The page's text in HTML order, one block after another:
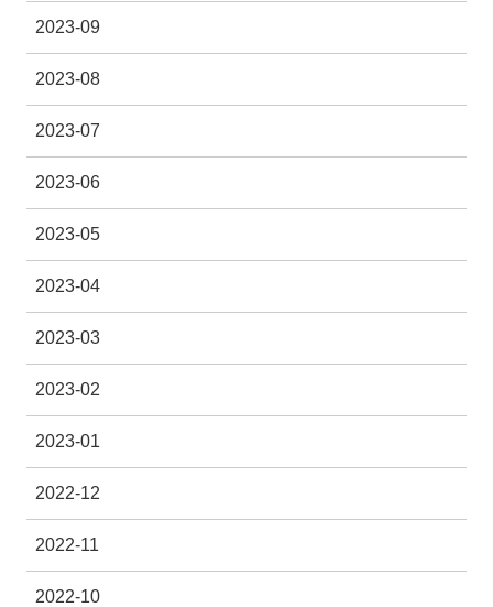
2023-09
2023-08
2023-07
2023-06
2023-05
2023-04
2023-03
2023-02
2023-01
2022-12
2022-11
2022-10